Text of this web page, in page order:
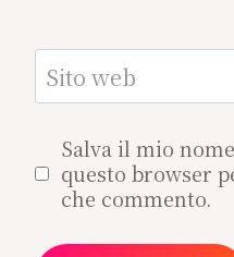
Sito web
Salva il mio
questo browser
che commento.